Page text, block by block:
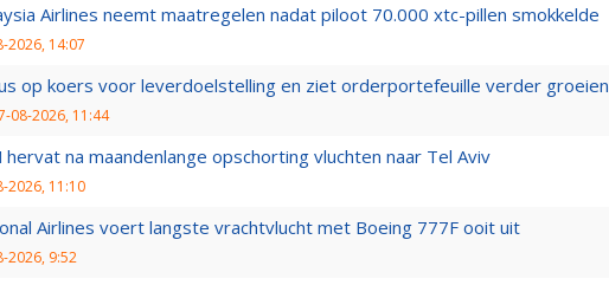
Airlines neemt maatregelen nadat piloot 70.000 xtc-pillen smokkelde
2026, 14:07
op koers voor leverdoelstelling en ziet orderportefeuille verder groeien
08-2026, 11:44
hervat na maandenlange opschorting vluchten naar Tel Aviv
2026, 11:10
Airlines voert langste vrachtvlucht met Boeing 777F ooit uit
2026, 9:52